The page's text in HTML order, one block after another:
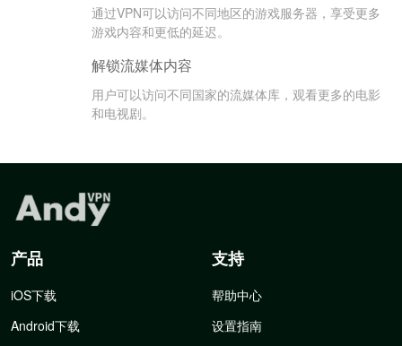
通过VPN可以访问不同地区的游戏服务器，享受更多
游戏内容和更低的延迟。
解锁流媒体内容
用户可以访问不同国家的流媒体库，观看更多的电影
和电视剧。
产品
iOS下载
Android下载
支持
帮助中心
设置指南